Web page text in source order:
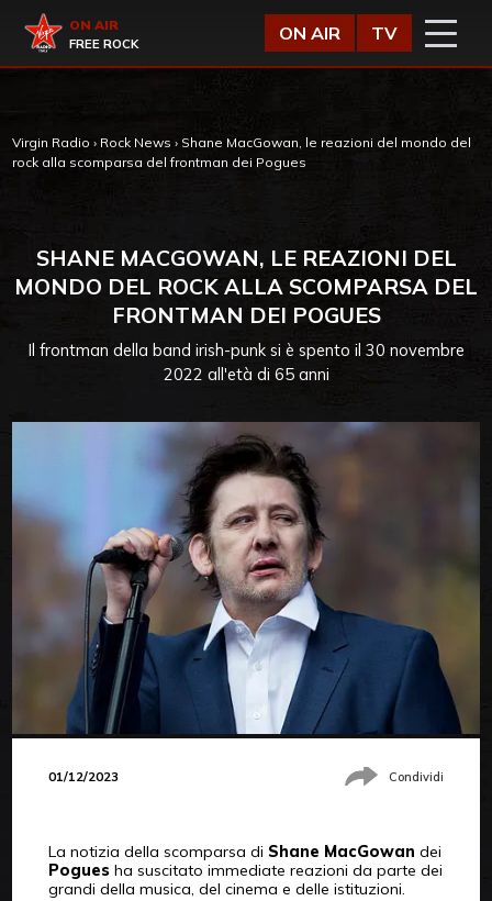
Virgin Radio
ON AIR
FREE ROCK
ON AIR TV
Virgin Radio › Rock News › Shane MacGowan, le reazioni del mondo del
rock alla scomparsa del frontman dei Pogues
SHANE MACGOWAN, LE REAZIONI DEL
MONDO DEL ROCK ALLA SCOMPARSA DEL
FRONTMAN DEI POGUES
Il frontman della band irish-punk si è spento il 30 novembre
2022 all'età di 65 anni
01/12/2023 Condividi
La notizia della scomparsa di Shane MacGowan dei
Poguesha suscitato immediate reazioni da parte dei
grandi della musica, del cinema e delle istituzioni.